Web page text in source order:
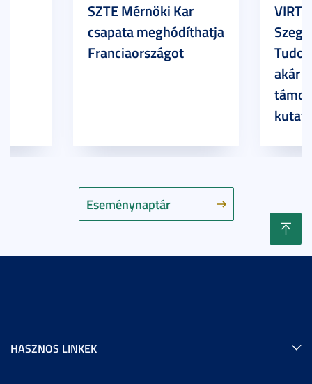
Eseménynaptár
SZTE Mérnöki Kar
csapata meghódíthatja
Franciaországot
akár
HASZNOS LINKEK